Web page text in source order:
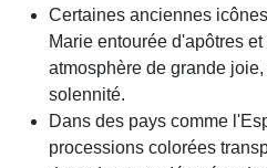
Certaines anciennes
Marie entourée d'apôtres
atmosphère de grande
solennité.
Dans des pays comme
processions colorées